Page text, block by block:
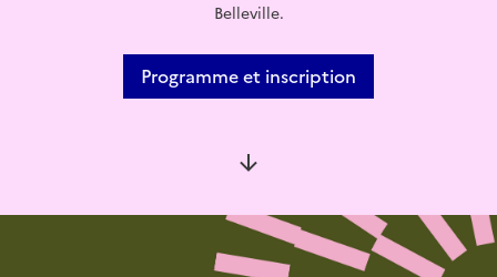
Belleville.
Programme et inscription